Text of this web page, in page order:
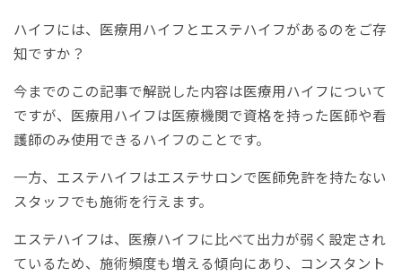
ハイフには、医療用ハイフとエステハイフがあるのをご存
知ですか？
今までのこの記事で解説した内容は医療用ハイフについて
ですが、医療用ハイフは医療機関で資格を持った医師や看
護師のみ使用できるハイフのことです。
一方、エステハイフはエステサロンで医師免許を持たない
スタッフでも施術を行えます。
エステハイフは、医療ハイフに比べて出力が弱く設定され
ているため、施術頻度も増える傾向にあり、コンスタント